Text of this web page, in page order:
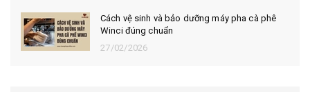
Cách vệ sinh và bảo dưỡng máy pha cà phê
Winci đúng chuẩn
27/02/2026